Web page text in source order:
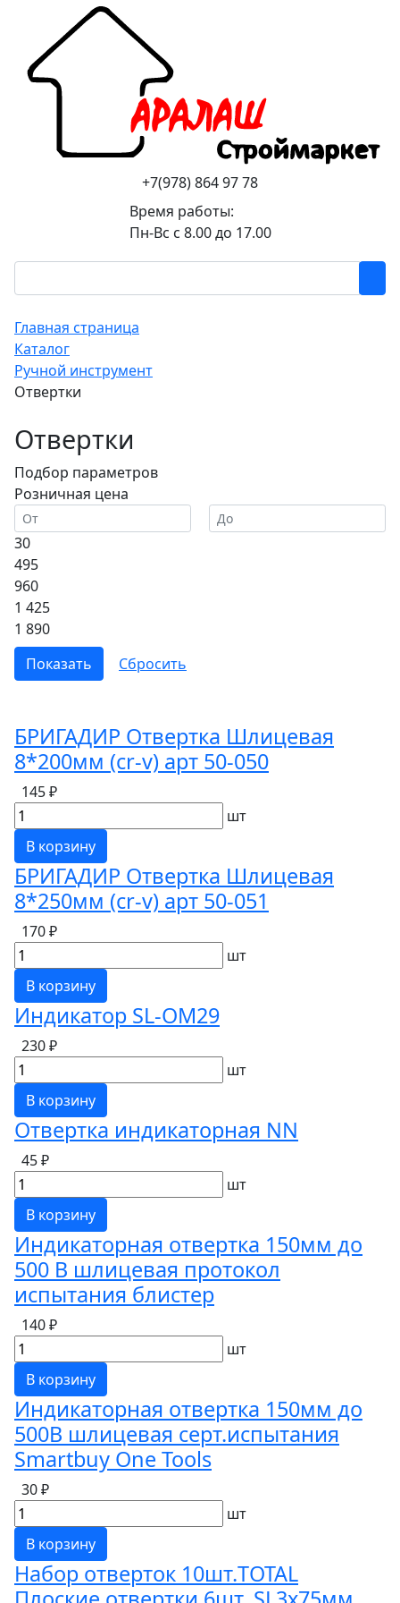
+7(978) 864 97 78
Время работы:
Пн-Вс с 8.00 до 17.00
Главная страница
Каталог
Ручной инструмент
Отвертки
Отвертки
Подбор параметров
Розничная цена
30
495
960
1 425
1 890
БРИГАДИР Отвертка Шлицевая
8*200мм (cr-v) арт 50-050
145 ₽
шт
В корзину
БРИГАДИР Отвертка Шлицевая
8*250мм (cr-v) арт 50-051
170 ₽
шт
В корзину
Индикатор SL-OM29
230 ₽
шт
В корзину
Отвертка индикаторная NN
45 ₽
шт
В корзину
Индикаторная отвертка 150мм до
500 В шлицевая протокол
испытания блистер
140 ₽
шт
В корзину
Индикаторная отвертка 150мм до
500В шлицевая серт.испытания
Smartbuy One Tools
30 ₽
шт
В корзину
Набор отверток 10шт.TOTAL